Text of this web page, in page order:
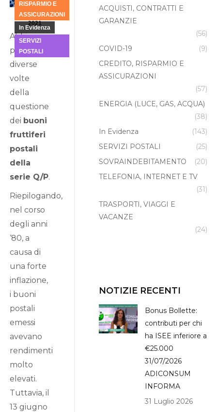
19
2021
RISPARMIO E
ASSICURAZIONI
In Evidenza
SERVIZI
POSTALI
Abbiamo
parlato
diverse
volte
della
questione
dei buoni
fruttiferi
postali
della
serie Q/P.
Riepilogando,
nel corso
degli anni
‘80, a
causa di
una forte
inflazione,
i buoni
postali
emessi
avevano
rendimenti
molto
elevati.
Tuttavia, il
13 giugno
ACQUISTI, CONTRATTI E
GARANZIE
(56)
COVID-19
(9)
CREDITO, RISPARMIO E
ASSICURAZIONI
(57)
ENERGIA (LUCE, GAS, ACQUA)
(38)
In Evidenza
(143)
SERVIZI POSTALI
(25)
SOVRAINDEBITAMENTO
(20)
TELEFONIA, INTERNET E TV
(31)
TRASPORTI, VIAGGI E
VACANZE
(24)
NOTIZIE RECENTI
Bonus Bollette:
contributi per chi
ha ISEE inferiore a
€25.000
31/07/2026
ADICONSUM
INFORMA
31 Luglio 2026